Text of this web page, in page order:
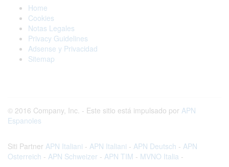
Home
Cookies
Notas Legales
Privacy Guidelines
Adsense y Privacidad
Sitemap
© 2016 Company, Inc. - Este sitio está impulsado por APN
Espanoles
Siti Partner APN Italiani - APN Italiani - APN Deutsch - APN
Osterreich - APN Schweizer - APN TIM - MVNO Italia -